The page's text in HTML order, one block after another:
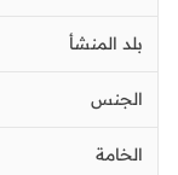
بلد المنشأ
الجنس
الخامة